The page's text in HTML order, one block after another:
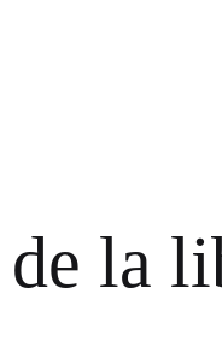
la